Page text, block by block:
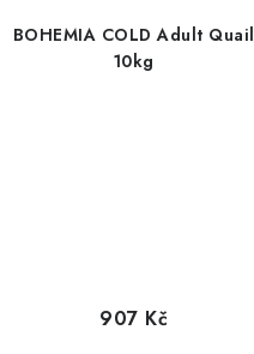
BOHEMIA COLD Adult Quail
10kg
907 Kč